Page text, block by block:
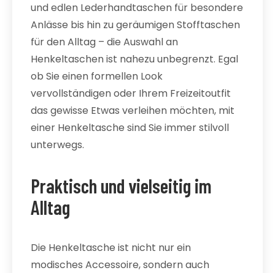
und edlen Lederhandtaschen für besondere
Anlässe bis hin zu geräumigen Stofftaschen
für den Alltag – die Auswahl an
Henkeltaschen ist nahezu unbegrenzt. Egal
ob Sie einen formellen Look
vervollständigen oder Ihrem Freizeitoutfit
das gewisse Etwas verleihen möchten, mit
einer Henkeltasche sind Sie immer stilvoll
unterwegs.
Praktisch und vielseitig im
Alltag
Die Henkeltasche ist nicht nur ein
modisches Accessoire, sondern auch